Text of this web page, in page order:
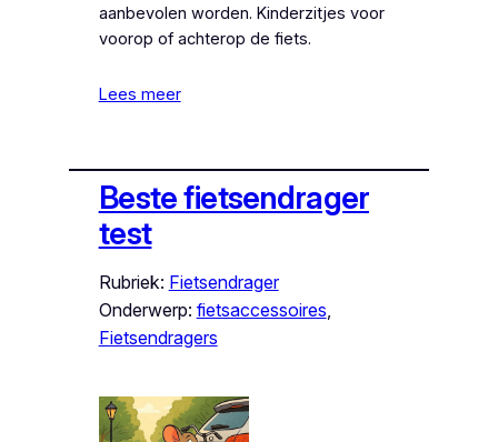
aanbevolen worden. Kinderzitjes voor
voorop of achterop de fiets.
Lees meer
Beste fietsendrager
test
Rubriek: Fietsendrager
Onderwerp: fietsaccessoires
Fietsendragers